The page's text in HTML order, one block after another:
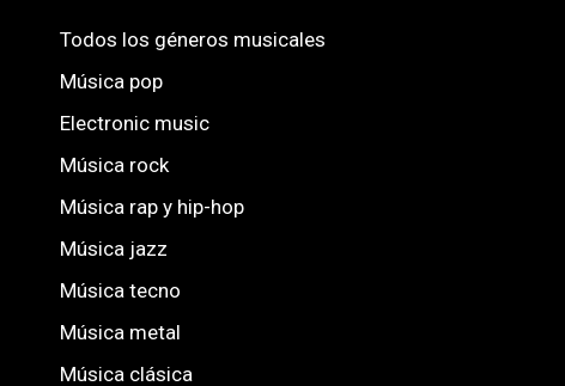
Todos los géneros musicales
Música pop
Electronic music
Música rock
Música rap y hip-hop
Música jazz
Música tecno
Música metal
Música clásica